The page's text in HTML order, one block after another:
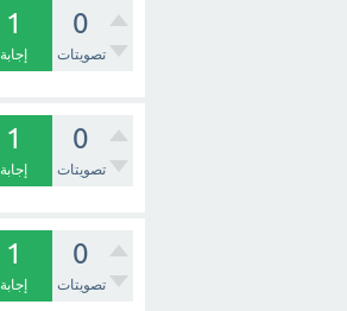
0
تصويتات
1
إجابة
0
تصويتات
1
إجابة
0
تصويتات
1
إجابة